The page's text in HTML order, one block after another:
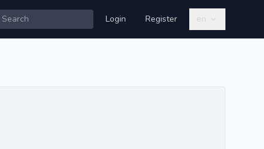
Login Register en